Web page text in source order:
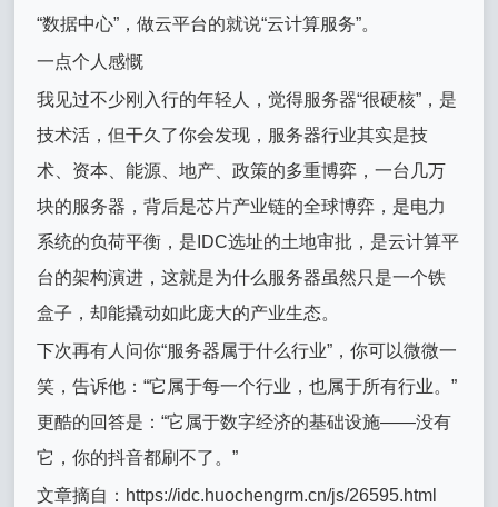
“数据中心”，做云平台的就说“云计算服务”。
一点个人感慨
我见过不少刚入行的年轻人，觉得服务器“很硬核”，是
技术活，但干久了你会发现，服务器行业其实是技
术、资本、能源、地产、政策的多重博弈，一台几万
块的服务器，背后是芯片产业链的全球博弈，是电力
系统的负荷平衡，是IDC选址的土地审批，是云计算平
台的架构演进，这就是为什么服务器虽然只是一个铁
盒子，却能撬动如此庞大的产业生态。
下次再有人问你“服务器属于什么行业”，你可以微微一
笑，告诉他：“它属于每一个行业，也属于所有行业。”
更酷的回答是：“它属于数字经济的基础设施——没有
它，你的抖音都刷不了。”
文章摘自：https://idc.huochengrm.cn/js/26595.html